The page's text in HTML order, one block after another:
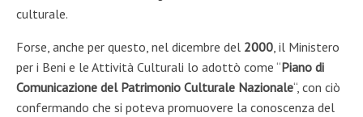
culturale.
Forse, anche per questo, nel dicembre del 2000, il Ministero
per i Beni e le Attività Culturali lo adottò come “Piano di
Comunicazione del Patrimonio Culturale Nazionale“, con ciò
confermando che si poteva promuovere la conoscenza del